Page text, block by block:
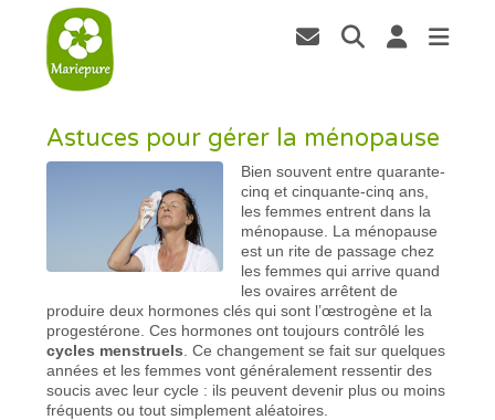
Astuces pour gérer la ménopause
Bien souvent entre quarante-
cinq et cinquante-cinq ans,
les femmes entrent dans la
ménopause. La ménopause
est un rite de passage chez
les femmes qui arrive quand
les ovaires arrêtent de
produire deux hormones clés qui sont l’œstrogène et la
progestérone. Ces hormones ont toujours contrôlé les
cycles menstruels . Ce changement se fait sur quelques
années et les femmes vont généralement ressentir des
soucis avec leur cycle : ils peuvent devenir plus ou moins
fréquents ou tout simplement aléatoires.